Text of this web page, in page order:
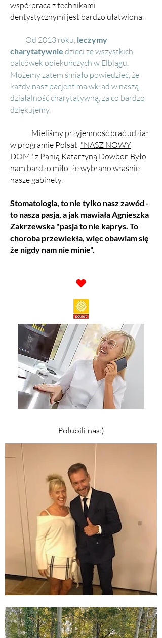
współpraca z technikami
dentystycznymi jest bardzo ułatwiona.
Od 2013 roku, leczymy
charytatywnie dzieci ze wszystkich
palcówek opiekuńczych w Elblągu.
Możemy zatem śmiało powiedzieć, że
każdy nasz pacjent ma wkład w naszą
działalność charytatywną, za co bardzo
dziękujemy.
Mieliśmy przyjemność brać udział
w programie Polsat "NASZ NOWY
DOM" z Panią Katarzyną Dowbor. Było
nam bardzo miło, że wybrano właśnie
nasze gabinety.
Stomatologia, to nie tylko nasz zawód -
to nasza pasja, a jak mawiała Agnieszka
Zakrzewska "pasja to nie kaprys. To
choroba przewlekła, więc obawiam się
że nigdy nam nie minie".
Polubili nas:)